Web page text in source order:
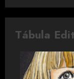
Tábula